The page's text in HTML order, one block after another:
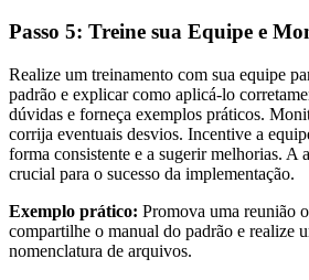
Passo 5: Treine sua Equipe e
Realize um treinamento com sua equipe
padrão e explicar como aplicá-lo
dúvidas e forneça exemplos práticos.
corrija eventuais desvios. Incentive a
forma consistente e a sugerir melhorias. A
crucial para o sucesso da implementação.
Exemplo prático: Promova uma reunião
compartilhe o manual do padrão e realize
nomenclatura de arquivos.